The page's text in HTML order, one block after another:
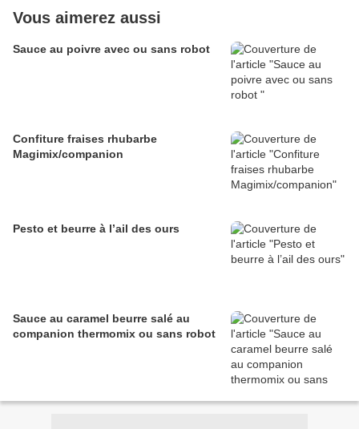
Vous aimerez aussi
Sauce au poivre avec ou sans robot
Confiture fraises rhubarbe
Magimix/companion
Pesto et beurre à l’ail des ours
Sauce au caramel beurre salé au
companion thermomix ou sans robot